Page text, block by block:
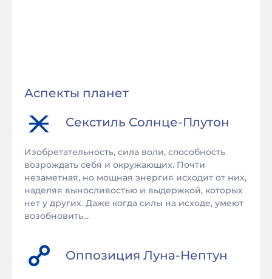
Аспекты планет
Секстиль Солнце-Плутон
Изобретательность, сила воли, способность
возрождать себя и окружающих. Почти
незаметная, но мощная энергия исходит от них,
наделяя выносливостью и выдержкой, которых
нет у других. Даже когда силы на исходе, умеют
возобновить...
Оппозиция Луна-Нептун